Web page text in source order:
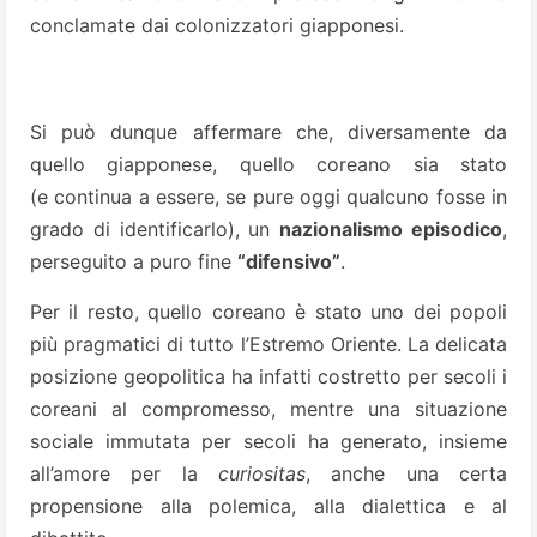
conclamate dai colonizzatori giapponesi.
Si può dunque affermare che, diversamente da
quello giapponese, quello coreano sia stato
(e continua a essere, se pure oggi qualcuno fosse in
grado di identificarlo), un nazionalismo episodico,
perseguito a puro fine “difensivo”.
Per il resto, quello coreano è stato uno dei popoli
più pragmatici di tutto l’Estremo Oriente. La delicata
posizione geopolitica ha infatti costretto per secoli i
coreani al compromesso, mentre una situazione
sociale immutata per secoli ha generato, insieme
all’amore per la curiositas, anche una certa
propensione alla polemica, alla dialettica e al